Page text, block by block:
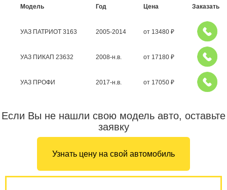
Модель Год Цена Заказать
УАЗ ПАТРИОТ 3163 2005-2014 от 13480 ₽
УАЗ ПИКАП 23632 2008-н.в. от 17180 ₽
УАЗ ПРОФИ 2017-н.в. от 17050 ₽
Если Вы не нашли свою модель авто, оставьте
заявку
Узнать цену на свой автомобиль